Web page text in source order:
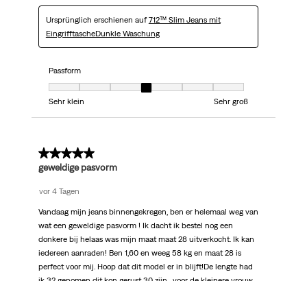
Ursprünglich erschienen auf712™ Slim Jeans mit
EingrifftascheDunkle Waschung
Passform
Passform, 4 von 7, wo 1 gleich Sehr klein ist und 7 gleich Sehr groß ist
Sehr klein
Sehr groß
5 von 5 Sternen.
geweldige pasvorm
vor 4 Tagen
Vandaag mijn jeans binnengekregen, ben er helemaal weg van
wat een geweldige pasvorm ! Ik dacht ik bestel nog een
donkere bij helaas was mijn maat maat 28 uitverkocht. Ik kan
iedereen aanraden! Ben 1,60 en weeg 58 kg en maat 28 is
perfect voor mij. Hoop dat dit model er in blijft!De lengte had